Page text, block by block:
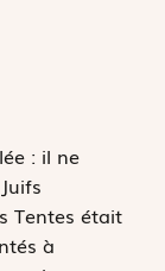
: il ne
Tentes était
à